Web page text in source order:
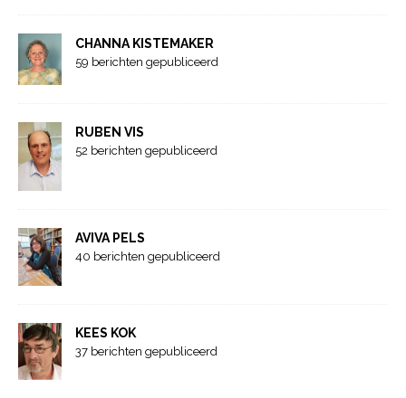
CHANNA KISTEMAKER
59 berichten gepubliceerd
RUBEN VIS
52 berichten gepubliceerd
AVIVA PELS
40 berichten gepubliceerd
KEES KOK
37 berichten gepubliceerd